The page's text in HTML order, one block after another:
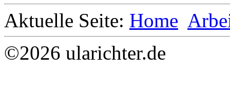
Aktuelle Seite: Home
©2026 ularichter.de